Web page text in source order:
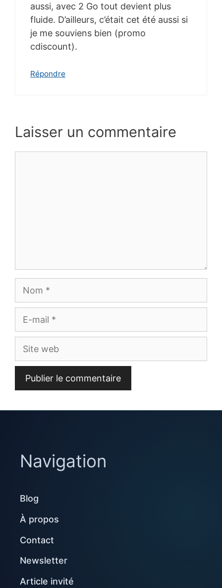
aussi, avec 2 Go tout devient plus
fluide. D’ailleurs, c’était cet été aussi si
je me souviens bien (promo
cdiscount).
Répondre
Laisser un commentaire
Site
Navigation
Blog
À propos
Contact
Newsletter
Article invité